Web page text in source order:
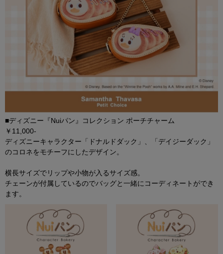
■ディズニー『Nuiパン』コレクション ポーチチャーム
￥11,000-
ディズニーキャラクター「ドナルドダック」、「デイジーダック」
のコロネをモチーフにしたデザイン。
横長サイズでリップや小物が入るサイズ感。
チェーンが付属しているのでバッグと一緒にコーディネートができ
ます。